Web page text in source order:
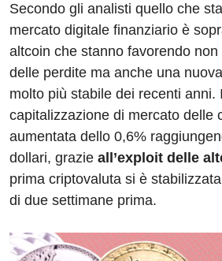
c
e
b
o
o
k
k
e
dI
n
d
di
t
e
a
d
s
at
s
A
p
p
Secondo gli analisti quello che
mercato digitale finanziario è
altcoin che stanno favorendo
delle perdite ma anche una
molto più stabile dei recenti anni.
capitalizzazione di mercato delle
aumentata dello 0,6%
dollari, grazie all’exploit delle
prima criptovaluta si è
di due settimane prima.